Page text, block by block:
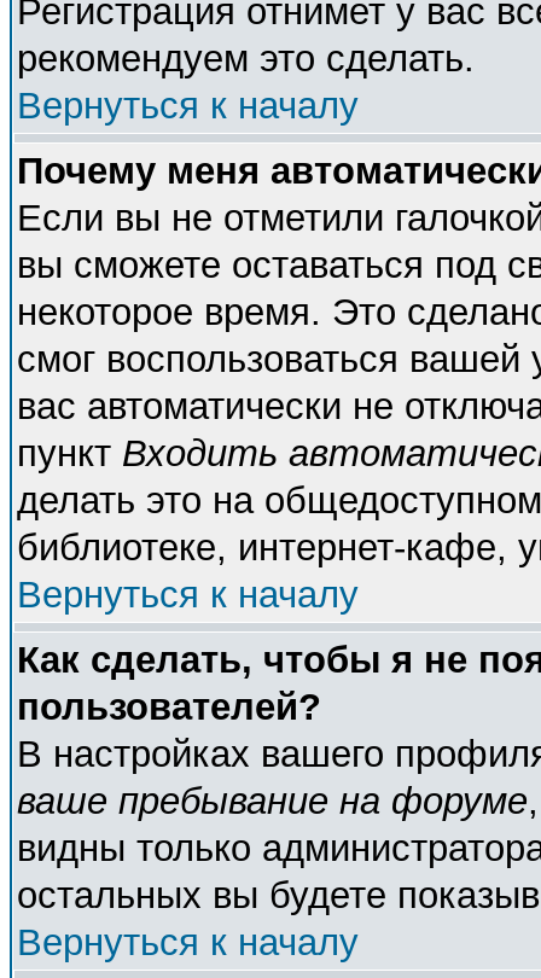
Регистрация отнимет у вас
рекомендуем это сделать.
Вернуться к началу
Почему меня
Если вы не отметили
вы сможете оставаться под
некоторое время. Это
смог воспользоваться
вас автоматически не
пункт Входить
делать это на
библиотеке, интернет-кафе,
Вернуться к началу
Как сделать, чтобы я не
пользователей?
В настройках вашего
ваше пребывание на форуме
видны только
остальных вы будете
Вернуться к началу